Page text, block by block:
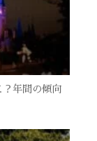
？年間の傾向